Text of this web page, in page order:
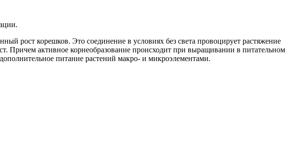
рост корешков. Это соединение в условиях без света провоцирует растяжение
Причем активное корнеобразование происходит при выращивании в питательном
питание растений макро- и микроэлементами.